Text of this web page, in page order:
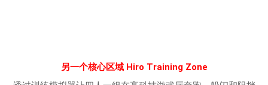
另一个核心区域 Hiro Training Zone